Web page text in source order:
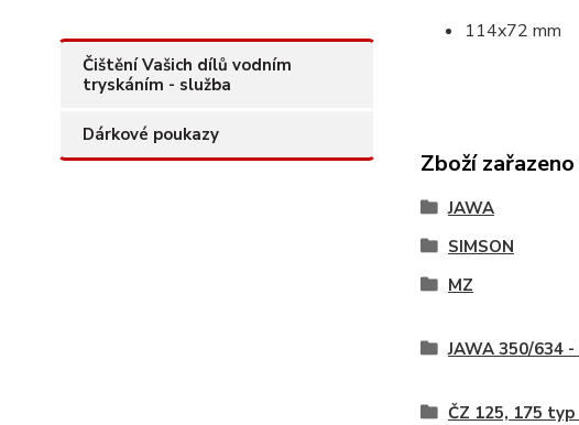
Čištění Vašich dílů vodním
tryskáním - služba
Dárkové poukazy
114x72 mm
Zboží
JAWA
SIMSON
MZ
JAWA 350/634 -
ČZ 125, 175 typ